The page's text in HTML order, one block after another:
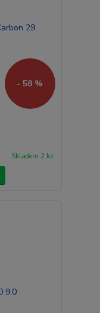
- 58 %
Skladem 2 ks